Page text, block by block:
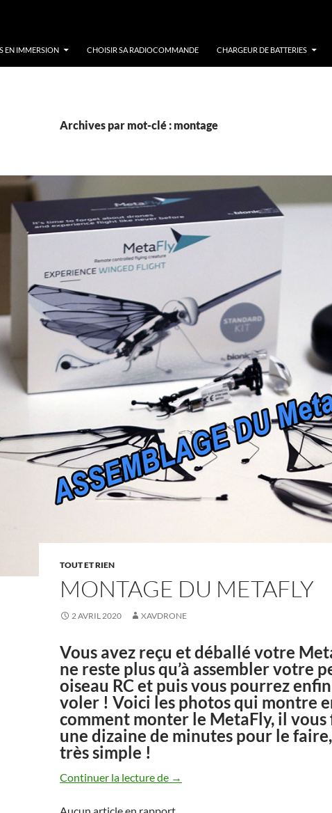
EN IMMERSION CHOISIR SA RADIOCOMMANDE CHARGEUR DE BATTERIES
Archives par mot-clé : montage
TOUT ET RIEN
MONTAGE DU METAFLY
2 AVRIL 2020 XAVDRONE
Vous avez reçu et déballé votre
ne reste plus qu’à assembler votre
oiseau RC et puis vous pourrez
voler ! Voici les photos qui montre
comment monter le MetaFly, il vous
une dizaine de minutes pour le faire,
très simple !
Continuer la lecture de Montage du MetaFly
→